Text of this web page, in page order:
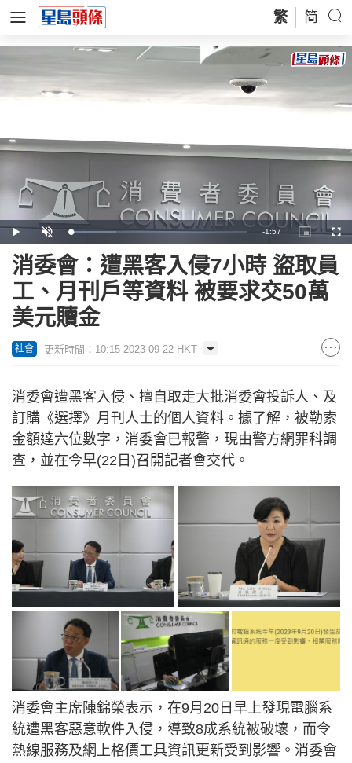
繁 简
Play Unmute Loaded:
25.88%
Remaining
Time
-1:57
Picture-
in-
消委會：遭黑客入侵7小時 盜取員
工、月刊戶等資料 被要求交50萬
美元贖金
社會 更新時間：10:15 2023-09-22 HKT
消委會遭黑客入侵、擅自取走大批消委會投訴人、及
訂購《選擇》月刊人士的個人資料。據了解，被勒索
金額達六位數字，消委會已報警，現由警方網罪科調
查，並在今早(22日)召開記者會交代。
消委會主席陳錦榮表示，在9月20日早上發現電腦系
統遭黑客惡意軟件入侵，導致8成系統被破壞，而令
熱線服務及網上格價工具資訊更新受到影響。消委會